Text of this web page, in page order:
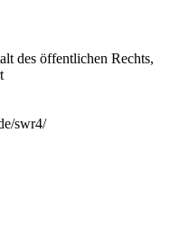
des öffentlichen Rechts,
swr4/